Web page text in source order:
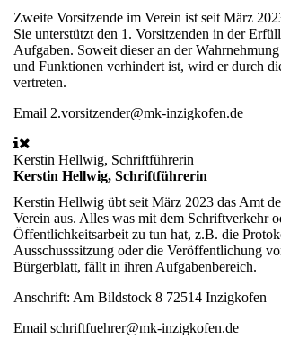
Zweite Vorsitzende im Verein ist seit März
Sie unterstützt den 1. Vorsitzenden in der
Aufgaben. Soweit dieser an der
und Funktionen verhindert ist, wird er durch
vertreten.
Email 2.vorsitzender@mk-inzigkofen.de
Kerstin Hellwig, Schriftführerin
Kerstin Hellwig, Schriftführerin
Kerstin Hellwig übt seit März 2023 das Amt
Verein aus. Alles was mit dem Schriftverkehr
Öffentlichkeitsarbeit zu tun hat, z.B. die
Ausschusssitzung oder die Veröffentlichung
Bürgerblatt, fällt in ihren Aufgabenbereich.
Anschrift: Am Bildstock 8 72514 Inzigkofen
Email schriftfuehrer@mk-inzigkofen.de